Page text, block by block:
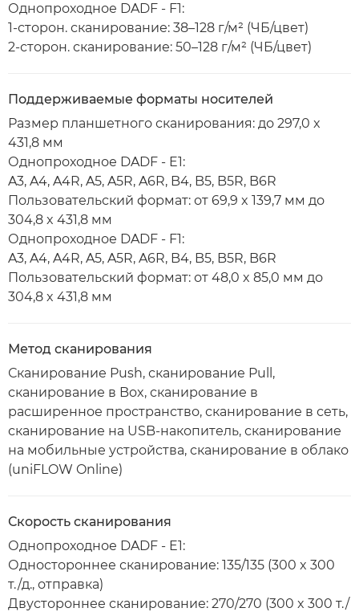
Однопроходное DADF - F1:
1-сторон. сканирование: 38–128 г/м² (ЧБ/цвет)
2-сторон. сканирование: 50–128 г/м² (ЧБ/цвет)
Поддерживаемые форматы носителей
Размер планшетного сканирования: до 297,0 x
431,8 мм
Однопроходное DADF - E1:
A3, A4, A4R, A5, A5R, A6R, B4, B5, B5R, B6R
Пользовательский формат: от 69,9 x 139,7 мм до
304,8 x 431,8 мм
Однопроходное DADF - F1:
A3, A4, A4R, A5, A5R, A6R, B4, B5, B5R, B6R
Пользовательский формат: от 48,0 x 85,0 мм до
304,8 x 431,8 мм
Метод сканирования
Сканирование Push, сканирование Pull,
сканирование в Box, сканирование в
расширенное пространство, сканирование в сеть,
сканирование на USB-накопитель, сканирование
на мобильные устройства, сканирование в облако
(uniFLOW Online)
Скорость сканирования
Однопроходное DADF - E1:
Одностороннее сканирование: 135/135 (300 x 300
т./д., отправка)
Двустороннее сканирование: 270/270 (300 x 300 т./